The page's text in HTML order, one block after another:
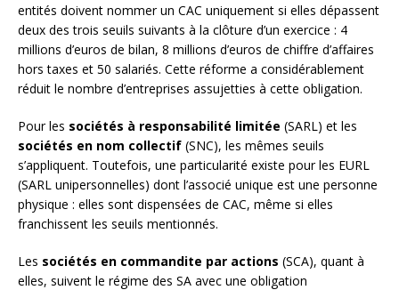
entités doivent nommer un CAC uniquement si elles dépassent
deux des trois seuils suivants à la clôture d’un exercice : 4
millions d’euros de bilan, 8 millions d’euros de chiffre d’affaires
hors taxes et 50 salariés. Cette réforme a considérablement
réduit le nombre d’entreprises assujetties à cette obligation.
Pour les sociétés à responsabilité limitée (SARL) et les
sociétés en nom collectif (SNC), les mêmes seuils
s’appliquent. Toutefois, une particularité existe pour les EURL
(SARL unipersonnelles) dont l’associé unique est une personne
physique : elles sont dispensées de CAC, même si elles
franchissent les seuils mentionnés.
Les sociétés en commandite par actions (SCA), quant à
elles, suivent le régime des SA avec une obligation